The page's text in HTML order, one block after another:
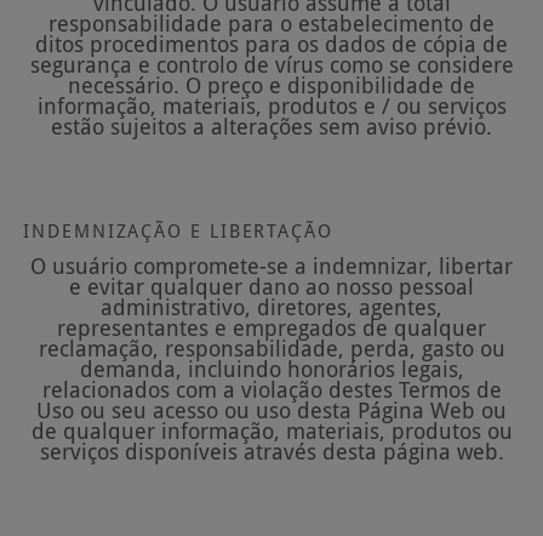
responsabilidade para o estabelecimento de
ditos procedimentos para os dados de cópia de
segurança e controlo de vírus como se considere
necessário. O preço e disponibilidade de
informação, materiais, produtos e / ou serviços
estão sujeitos a alterações sem aviso prévio.
INDEMNIZAÇÃO E LIBERTAÇÃO
O usuário compromete-se a indemnizar, libertar
e evitar qualquer dano ao nosso pessoal
administrativo, diretores, agentes,
representantes e empregados de qualquer
reclamação, responsabilidade, perda, gasto ou
demanda, incluindo honorários legais,
relacionados com a violação destes Termos de
Uso ou seu acesso ou uso desta Página Web ou
de qualquer informação, materiais, produtos ou
serviços disponíveis através desta página web.